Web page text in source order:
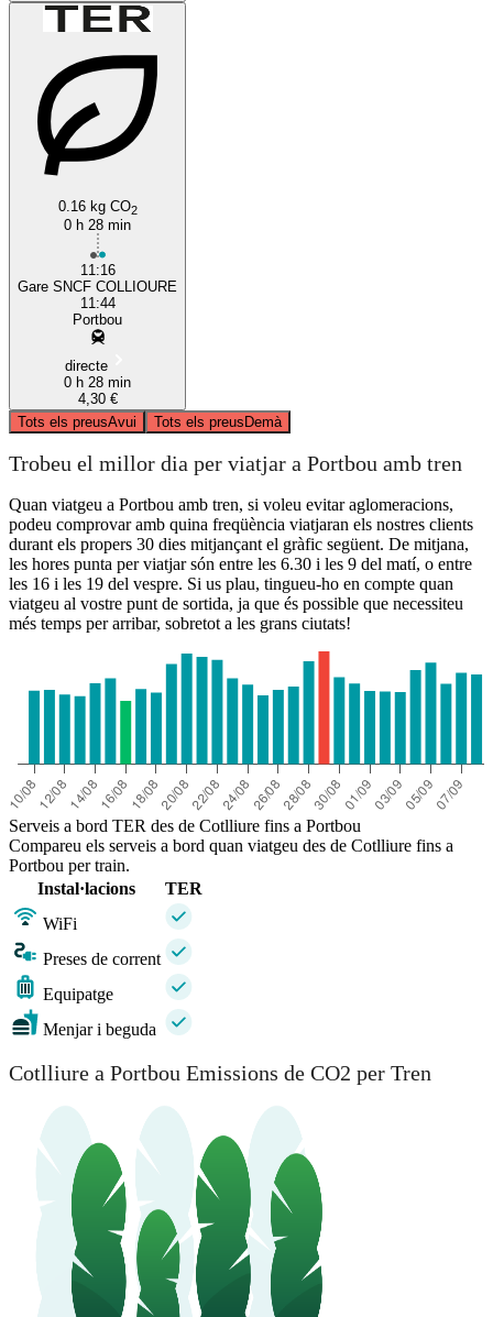
0.16 kg CO2
0 h 28 min
11:16
Gare SNCF COLLIOURE
11:44
Portbou
directe
0 h 28 min
4,30 €
Tots els preusAvui Tots els preusDemà
Trobeu el millor dia per viatjar a Portbou amb tren
Quan viatgeu a Portbou amb tren, si voleu evitar aglomeracions,
podeu comprovar amb quina freqüència viatjaran els nostres clients
durant els propers 30 dies mitjançant el gràfic següent. De mitjana,
les hores punta per viatjar són entre les 6.30 i les 9 del matí, o entre
les 16 i les 19 del vespre. Si us plau, tingueu-ho en compte quan
viatgeu al vostre punt de sortida, ja que és possible que necessiteu
més temps per arribar, sobretot a les grans ciutats!
Serveis a bord TER des de Cotlliure fins a Portbou
Compareu els serveis a bord quan viatgeu des de Cotlliure fins a
Portbou per train.
Instal·lacions
TER
WiFi
Preses de corrent
Equipatge
Menjar i beguda
Cotlliure a Portbou Emissions de CO2 per Tren